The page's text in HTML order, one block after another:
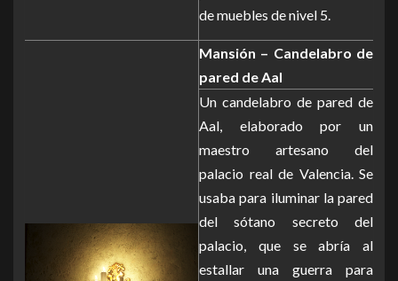
de muebles de nivel 5.
Mansión – Candelabro de
pared de Aal
Un candelabro de pared de
Aal, elaborado por un
maestro artesano del
palacio real de Valencia. Se
usaba para iluminar la pared
del sótano secreto del
palacio, que se abría al
estallar una guerra para